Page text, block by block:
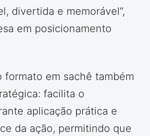
divertida e memorável”,
em posicionamento
formato em sachê também
facilita o
aplicação prática e
da ação, permitindo que